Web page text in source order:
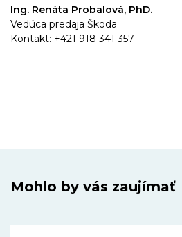
Ing. Renáta Probalová, PhD.
Vedúca predaja Škoda
Kontakt: +421 918 341 357
Mohlo by vás zaujímať